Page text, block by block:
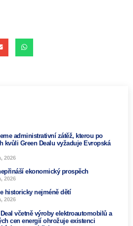
administrativní zátěž, kterou po
kvůli Green Dealu vyžaduje Evropská
2026
ekonomický prospěch
2026
historicky nejméně dětí
2026
včetně výroby elektroautomobilů a
cen energií ohrožuje existenci